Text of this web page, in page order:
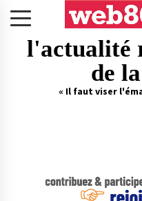
l'actualité
de
« Il faut viser